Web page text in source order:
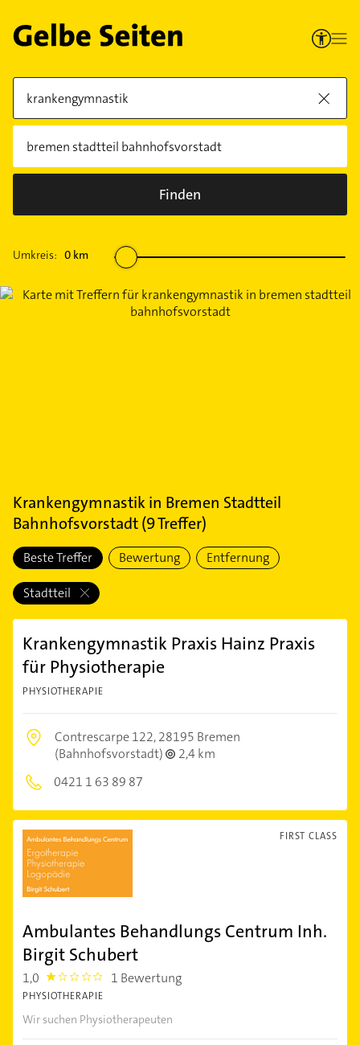
Finden
Umkreis: 0 km
Krankengymnastikin Bremen Stadtteil
Bahnhofsvorstadt(9Treffer)
Beste Treffer Bewertung Entfernung
Stadtteil
Krankengymnastik Praxis Hainz Praxis
für Physiotherapie
PHYSIOTHERAPIE
Contrescarpe 122,28195 Bremen
(Bahnhofsvorstadt)
2,4 km
0421 1 63 89 87
FIRST CLASS
Ambulantes Behandlungs Centrum Inh.
Birgit Schubert
1,0 1.0 1 Bewertung
PHYSIOTHERAPIE
Wir suchen Physiotherapeuten